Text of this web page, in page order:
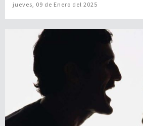
jueves, 09 de Enero del 2025